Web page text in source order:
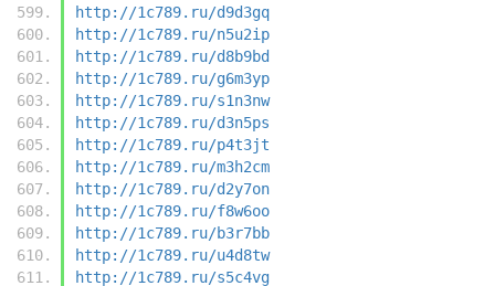
http://1c789.ru/d9d3gq
http://1c789.ru/n5u2ip
http://1c789.ru/d8b9bd
http://1c789.ru/g6m3yp
http://1c789.ru/s1n3nw
http://1c789.ru/d3n5ps
http://1c789.ru/p4t3jt
http://1c789.ru/m3h2cm
http://1c789.ru/d2y7on
http://1c789.ru/f8w6oo
http://1c789.ru/b3r7bb
http://1c789.ru/u4d8tw
http://1c789.ru/s5c4vg